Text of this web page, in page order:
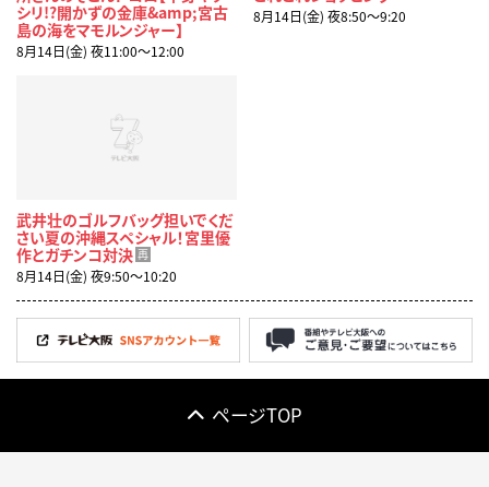
シリ!?開かずの金庫&amp;宮古
島の海をマモルンジャー】
8月14日(金) 夜11:00〜12:00
8月14日(金) 夜8:50〜9:20
武井壮のゴルフバッグ担いでくだ
さい夏の沖縄スペシャル！宮里優
作とガチンコ対決 再
8月14日(金) 夜9:50〜10:20
ページTOP